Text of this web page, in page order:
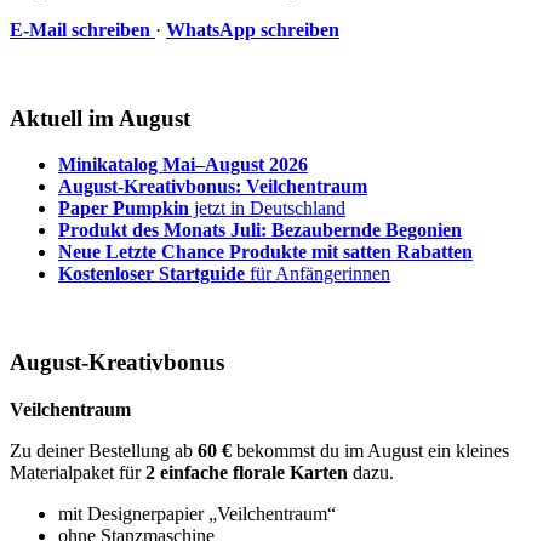
E-Mail schreiben · WhatsApp schreiben
Aktuell im August
Minikatalog Mai–August 2026
August-Kreativbonus: Veilchentraum
Paper Pumpkin jetzt in Deutschland
Produkt des Monats Juli: Bezaubernde Begonien
Neue Letzte Chance Produkte mit satten Rabatten
Kostenloser Startguide für Anfängerinnen
August-Kreativbonus
Veilchentraum
Zu deiner Bestellung ab 60 € bekommst du im August ein kleines
Materialpaket für2 einfache florale Karten dazu.
mit Designerpapier „Veilchentraum“
ohne Stanzmaschine